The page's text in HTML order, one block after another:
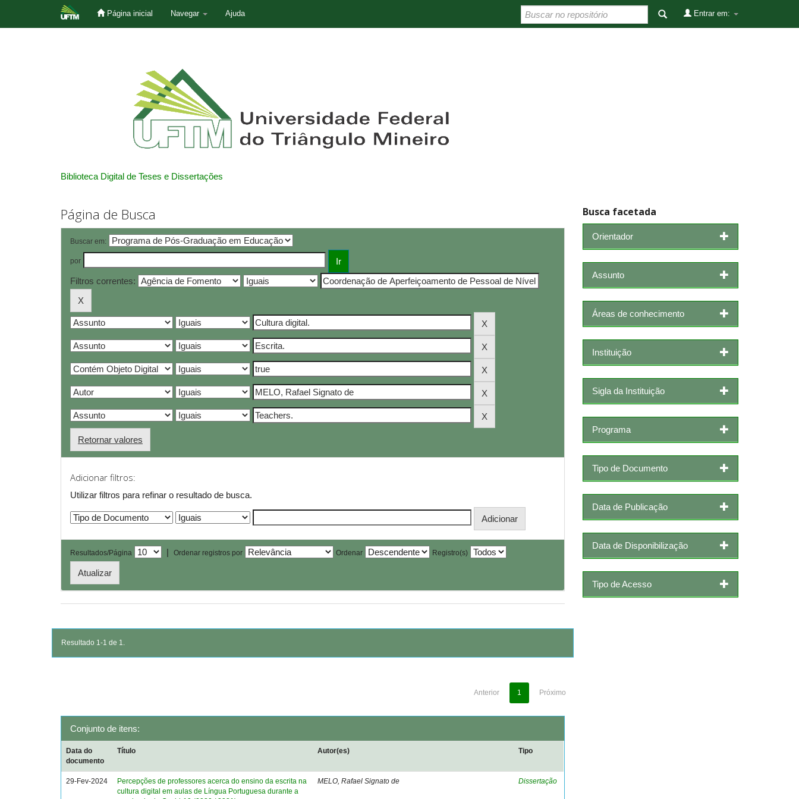
Página inicial Navegar Ajuda Entrar em:
Biblioteca Digital de Teses e Dissertações
Página de Busca
Buscar em:
por
Filtros correntes:
Retornar valores
Adicionar filtros:
Utilizar filtros para refinar o resultado de busca.
Resultados/Página | Ordenar registros por Ordenar Registro(s)
Resultado 1-1 de 1.
Anterior 1 Próximo
Conjunto de itens:
Data do
documento
Título Autor(es) Tipo
29-Fev-2024
Percepções de professores acerca do ensino da escrita na
cultura digital em aulas de Língua Portuguesa durante a
MELO, Rafael Signato de Dissertação
Busca facetada
Orientador
Assunto
Áreas de conhecimento
Instituição
Sigla da Instituição
Programa
Tipo de Documento
Data de Publicação
Data de Disponibilização
Tipo de Acesso